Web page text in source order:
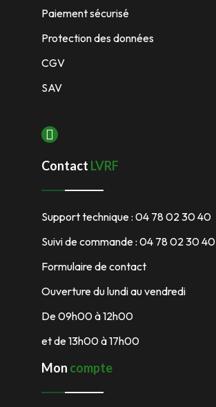
Paiement sécurisé
Protection des données
CGV
SAV
Contact LVRF
Support technique : 04 78 02 30 40
Suivi de commande : 04 78 02 30 40
Formulaire de contact
Ouverture du lundi au vendredi
De 09h00 à 12h00
et de 13h00 à 17h00
Mon compte